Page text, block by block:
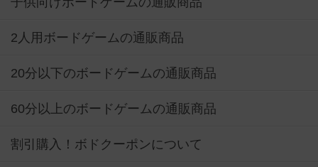
2人用ボードゲームの通販商品
20分以下のボードゲームの通販商品
60分以上のボードゲームの通販商品
割引購入！ボドクーポンについて